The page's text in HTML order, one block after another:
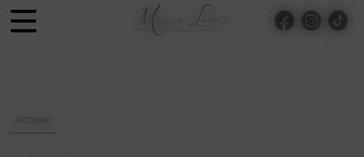
Panneau de gestion des cookies